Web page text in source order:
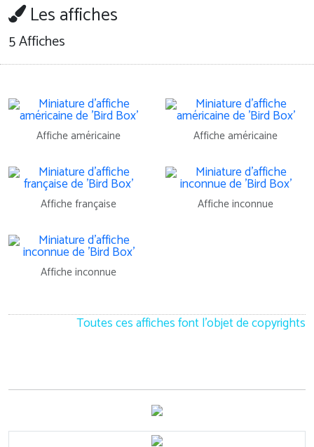
Les affiches
5 Affiches
Affiche américaine Affiche américaine
Affiche française Affiche inconnue
Affiche inconnue
Toutes ces affiches font l'objet de copyrights